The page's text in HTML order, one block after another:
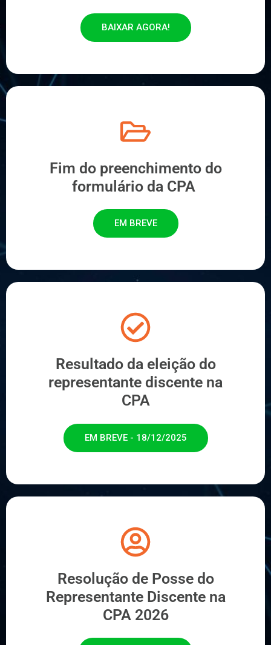
BAIXAR AGORA!
Fim do preenchimento do
formulário da CPA
EM BREVE
Resultado da eleição do
representante discente na
CPA
EM BREVE - 18/12/2025
Resolução de Posse do
Representante Discente na
CPA 2026